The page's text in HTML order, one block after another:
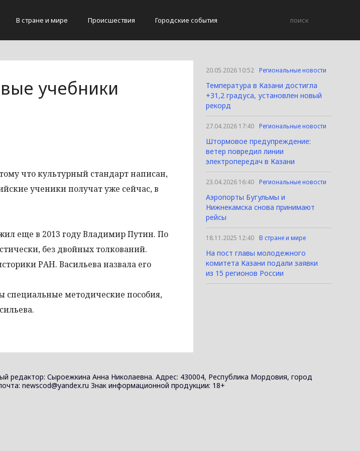
В стране и мире Происшествия Городские события
учебники
что культурный стандарт написан,
ученики получат уже сейчас, в
еще в 2013 году Владимир Путин. По
без двойных толкований.
РАН. Васильева назвала его
специальные методические пособия,
20.05.2026 10:52 Региональные новости
Температура в Казани достигла
+31,2 градуса, установлен новый
рекорд
27.04.2026 17:40 Региональные новости
Штормовое предупреждение:
ветер повредил линии
электропередач в Казани
23.04.2026 16:40 Региональные новости
Аэропорты Бугульмы и
Нижнекамска снова принимают
рейсы
18.11.2025 12:40 В стране и мире
На пост главы молодежного
комитета Казани подали заявки
из 15 регионов России
редактор: Сыроежкина Анна Николаевна. Адрес: 430004, Республика Мордовия, город
newscod@yandex.ru Знак информационной продукции: 18+